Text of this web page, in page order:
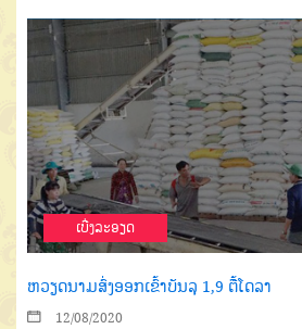
ເບີ່ງລະອຽດ
ຫວຽດນາມສົ່ງອອກເຂົ້າບັນລຸ 1,9 ຕື້ໂດລາ
12/08/2020